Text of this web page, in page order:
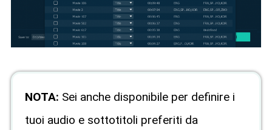
NOTA: Sei anche disponibile per definire i
tuoi audio e sottotitoli preferiti da